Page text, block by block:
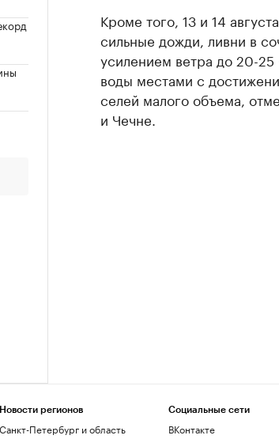
Кроме того, 13 и 14
сильные дожди, ливни в
усилением ветра до 20-
воды местами с
селей малого объема,
и Чечне.
Новости регионов
Санкт-Петербург и область
Социальные сети
ВКонтакте